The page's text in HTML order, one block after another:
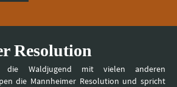
Resolution
die Waldjugend mit vielen anderen
die Mannheimer Resolution und spricht